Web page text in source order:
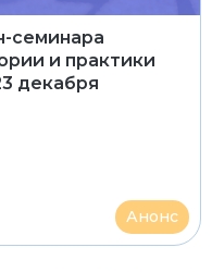
семинара
и практики
декабря
Анонс